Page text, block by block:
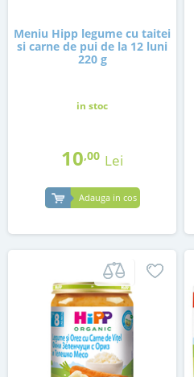
Meniu Hipp legume cu taitei
si carne de pui de la 12 luni
220 g
in stoc
10,00 Lei
Adauga in cos